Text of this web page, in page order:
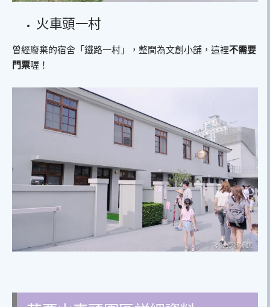
火車頭一村
曾經廢棄的宿舍「鐵路一村」，整間為文創小舖，這裡不需要
門票喔！